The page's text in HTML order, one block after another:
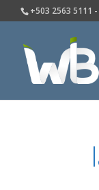
+503 2563 5111